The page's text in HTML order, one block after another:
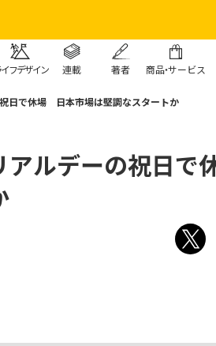
イフデザイン 連載 著者 商品・サービス
日で休場 日本市場は堅調なスタートか
アルデーの祝日